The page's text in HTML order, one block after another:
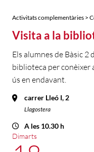
Activitats complementàries >
Visita a la
Els alumnes de Bàsic 2
biblioteca per conèixer
ús en endavant.
carrer Lleó I, 2
Llagostera
A les 10.30 h
Dimarts